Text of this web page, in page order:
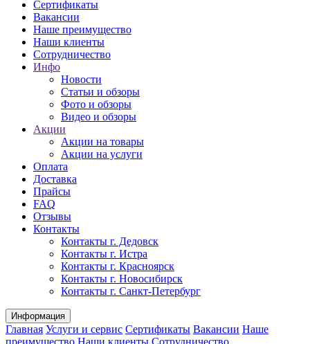
Сертификаты
Вакансии
Наше преимущество
Наши клиенты
Сотрудничество
Инфо
Новости
Статьи и обзоры
Фото и обзоры
Видео и обзоры
Акции
Акции на товары
Акции на услуги
Оплата
Доставка
Прайсы
FAQ
Отзывы
Контакты
Контакты г. Дедовск
Контакты г. Истра
Контакты г. Красноярск
Контакты г. Новосибирск
Контакты г. Санкт-Петербург
Информация
Главная Услуги и сервис Сертификаты Вакансии Наше
преимущество Наши клиенты Сотрудничество